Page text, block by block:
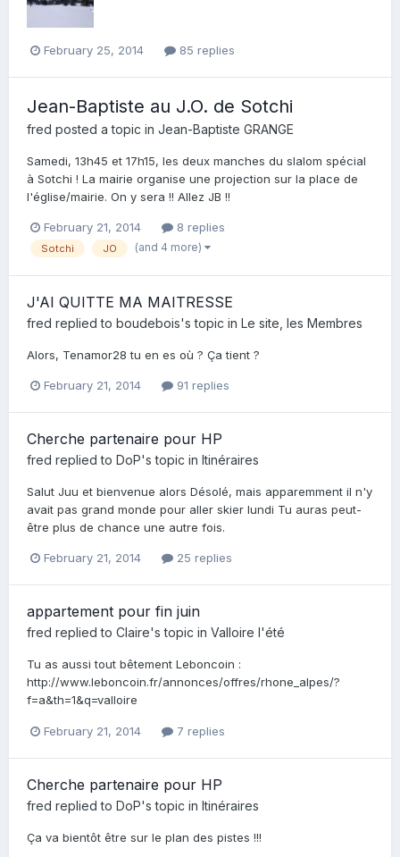
February 25, 2014 85 replies
Jean-Baptiste au J.O. de Sotchi
fred posted a topic in Jean-Baptiste GRANGE
Samedi, 13h45 et 17h15, les deux manches du slalom spécial
à Sotchi ! La mairie organise une projection sur la place de
l'église/mairie. On y sera !! Allez JB !!
February 21, 2014 8 replies
Sotchi JO (and 4 more)
J'AI QUITTE MA MAITRESSE
fred replied to boudebois's topic in Le site, les Membres
Alors, Tenamor28 tu en es où ? Ça tient ?
February 21, 2014 91 replies
Cherche partenaire pour HP
fred replied to DoP's topic in Itinéraires
Salut Juu et bienvenue alors Désolé, mais apparemment il n'y
avait pas grand monde pour aller skier lundi Tu auras peut-
être plus de chance une autre fois.
February 21, 2014 25 replies
appartement pour fin juin
fred replied to Claire's topic in Valloire l'été
Tu as aussi tout bêtement Leboncoin :
http://www.leboncoin.fr/annonces/offres/rhone_alpes/?
f=a&th=1&q=valloire
February 21, 2014 7 replies
Cherche partenaire pour HP
fred replied to DoP's topic in Itinéraires
Ça va bientôt être sur le plan des pistes !!!